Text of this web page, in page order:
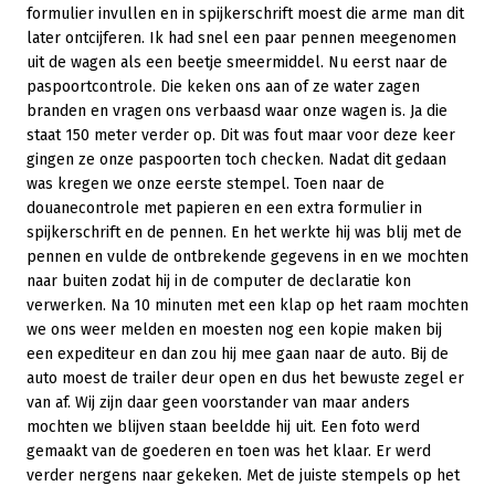
formulier invullen en in spijkerschrift moest die arme man dit
later ontcijferen. Ik had snel een paar pennen meegenomen
uit de wagen als een beetje smeermiddel. Nu eerst naar de
paspoortcontrole. Die keken ons aan of ze water zagen
branden en vragen ons verbaasd waar onze wagen is. Ja die
staat 150 meter verder op. Dit was fout maar voor deze keer
gingen ze onze paspoorten toch checken. Nadat dit gedaan
was kregen we onze eerste stempel. Toen naar de
douanecontrole met papieren en een extra formulier in
spijkerschrift en de pennen. En het werkte hij was blij met de
pennen en vulde de ontbrekende gegevens in en we mochten
naar buiten zodat hij in de computer de declaratie kon
verwerken. Na 10 minuten met een klap op het raam mochten
we ons weer melden en moesten nog een kopie maken bij
een expediteur en dan zou hij mee gaan naar de auto. Bij de
auto moest de trailer deur open en dus het bewuste zegel er
van af. Wij zijn daar geen voorstander van maar anders
mochten we blijven staan beeldde hij uit. Een foto werd
gemaakt van de goederen en toen was het klaar. Er werd
verder nergens naar gekeken. Met de juiste stempels op het